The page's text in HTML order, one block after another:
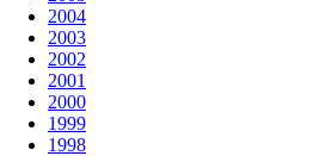
2004
2003
2002
2001
2000
1999
1998